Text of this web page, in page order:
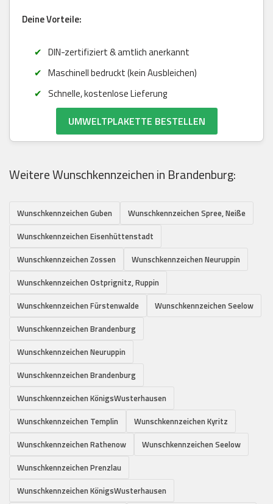
Deine Vorteile:
DIN-zertifiziert & amtlich anerkannt
Maschinell bedruckt (kein Ausbleichen)
Schnelle, kostenlose Lieferung
UMWELTPLAKETTE BESTELLEN
Weitere Wunschkennzeichen in Brandenburg:
Wunschkennzeichen Guben
Wunschkennzeichen Spree, Neiße
Wunschkennzeichen Eisenhüttenstadt
Wunschkennzeichen Zossen
Wunschkennzeichen Neuruppin
Wunschkennzeichen Ostprignitz, Ruppin
Wunschkennzeichen Fürstenwalde
Wunschkennzeichen Seelow
Wunschkennzeichen Brandenburg
Wunschkennzeichen Neuruppin
Wunschkennzeichen Brandenburg
Wunschkennzeichen KönigsWusterhausen
Wunschkennzeichen Templin
Wunschkennzeichen Kyritz
Wunschkennzeichen Rathenow
Wunschkennzeichen Seelow
Wunschkennzeichen Prenzlau
Wunschkennzeichen KönigsWusterhausen